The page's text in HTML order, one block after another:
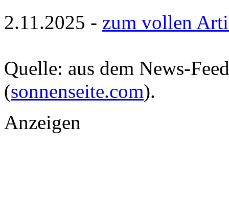
2.11.2025 - zum vollen
Quelle: aus dem News-
(sonnenseite.com).
Anzeigen